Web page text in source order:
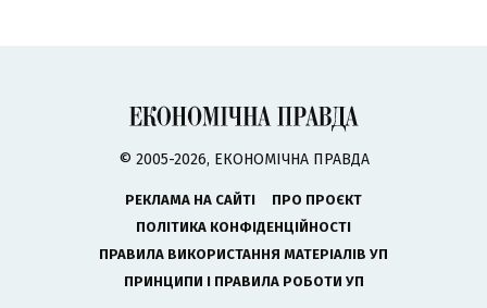
© 2005-2026, ЕКОНОМІЧНА ПРАВДА
РЕКЛАМА НА САЙТІ
ПРО ПРОЄКТ
ПОЛІТИКА КОНФІДЕНЦІЙНОСТІ
ПРАВИЛА ВИКОРИСТАННЯ МАТЕРІАЛІВ УП
ПРИНЦИПИ І ПРАВИЛА РОБОТИ УП